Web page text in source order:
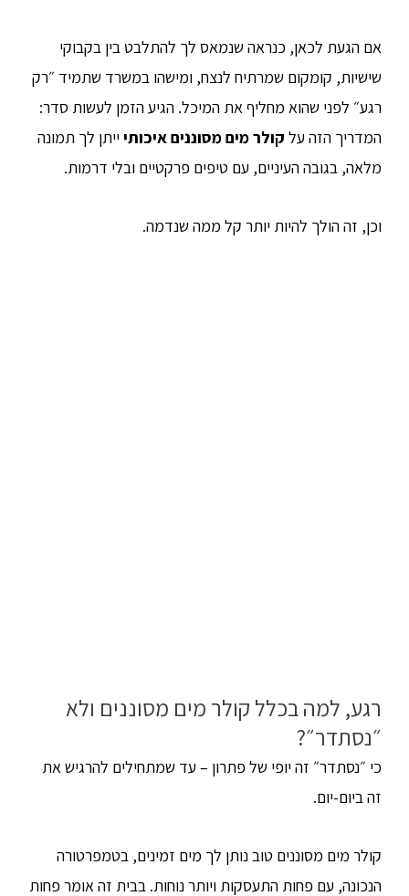
אם הגעת לכאן, כנראה שנמאס לך להתלבט בין בקבוקי
שישיות, קומקום שמרתיח לנצח, ומישהו במשרד שתמיד ״רק
רגע״ לפני שהוא מחליף את המיכל. הגיע הזמן לעשות סדר:
המדריך הזה על קולר מים מסוננים איכותיייתן לך תמונה
מלאה, בגובה העיניים, עם טיפים פרקטיים ובלי דרמות.
וכן, זה הולך להיות יותר קל ממה שנדמה.
רגע, למה בכלל קולר מים מסוננים ולא
״נסתדר״?
כי ״נסתדר״ זה יופי של פתרון – עד שמתחילים להרגיש את
זה ביום-יום.
קולר מים מסוננים טוב נותן לך מים זמינים, בטמפרטורה
הנכונה, עם פחות התעסקות ויותר נוחות. בבית זה אומר פחות